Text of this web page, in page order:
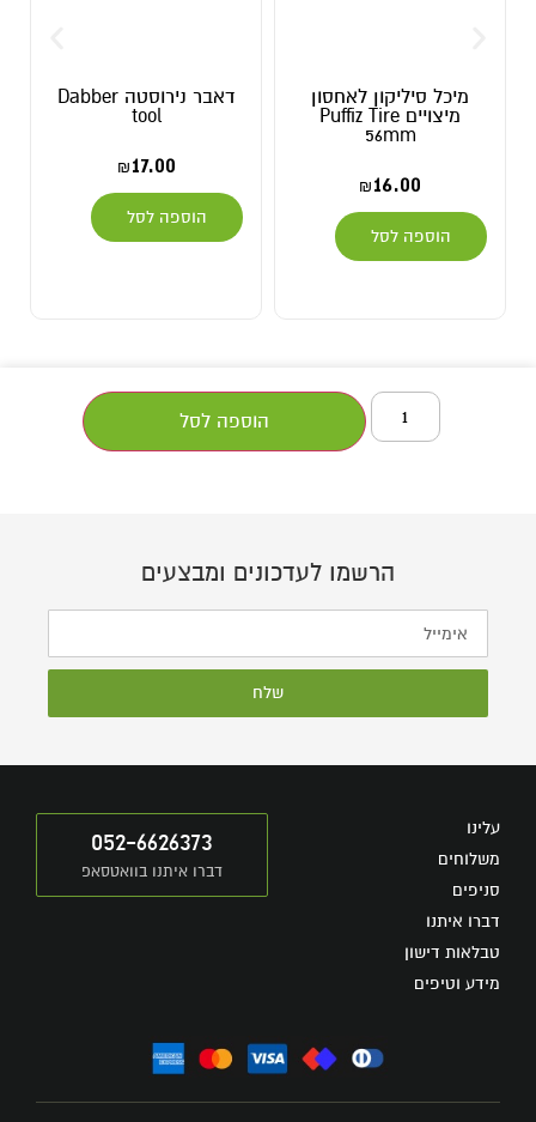
מיכל סיליקון לאחסון
מיצויים Puffiz Tire
56mm
₪16.00
הוספה לסל
דאבר נירוסטה Dabber
tool
₪17.00
הוספה לסל
הוספה לסל
הרשמו לעדכונים ומבצעים
שלח
עלינו
משלוחים
סניפים
דברו איתנו
טבלאות דישון
מידע וטיפים
052-6626373
דברו איתנו בוואטסאפ